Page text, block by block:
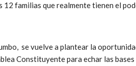
12 familias que realmente tienen el
se vuelve a plantear la
Constituyente para echar las